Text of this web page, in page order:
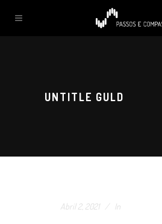
UNTITLE GULD
Abril 2, 2021 In